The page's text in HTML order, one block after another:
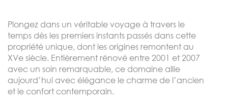
Plongez dans un véritable voyage à travers le
temps dès les premiers instants passés dans cette
propriété unique, dont les origines remontent au
XVe siècle. Entièrement rénové entre 2001 et 2007
avec un soin remarquable, ce domaine allie
aujourd’hui avec élégance le charme de l’ancien
et le confort contemporain.